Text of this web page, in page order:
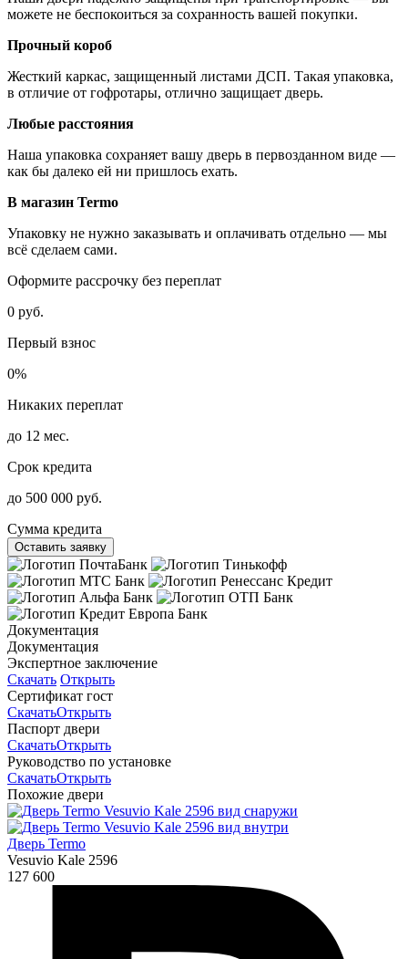
можете не беспокоиться за сохранность вашей покупки.
Прочный короб
Жесткий каркас, защищенный листами ДСП. Такая упаковка,
в отличие от гофротары, отлично защищает дверь.
Любые расстояния
Наша упаковка сохраняет вашу дверь в первозданном виде —
как бы далеко ей ни пришлось ехать.
В магазин Termo
Упаковку не нужно заказывать и оплачивать отдельно — мы
всё сделаем сами.
Оформите рассрочку без переплат
0 руб.
Первый взнос
0%
Никаких переплат
до 12 мес.
Срок кредита
до 500 000 руб.
Сумма кредита
Оставить заявку
Документация
Документация
Экспертное заключение
Скачать Открыть
Сертификат гост
СкачатьОткрыть
Паспорт двери
СкачатьОткрыть
Руководство по установке
СкачатьОткрыть
Похожие двери
Дверь Termo
Vesuvio Kale 2596
127 600